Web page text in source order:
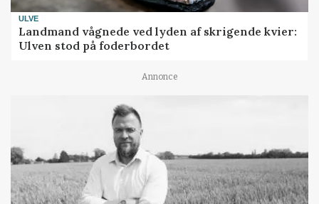
ULVE
Landmand vågnede ved lyden af skrigende kvier:
Ulven stod på foderbordet
Annonce